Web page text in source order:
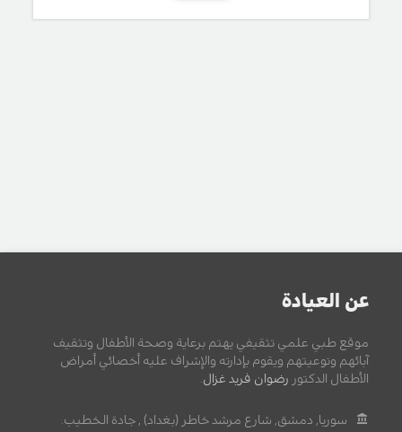
عن العيادة
موقع طبي علمي تثقيفي يهتم برعاية وصحة الأطفال وتثقيف
آبائهم وتوعيتهم ويقوم بإدارته والإشراف عليه أخصائي أمراض
الأطفال الدكتور رضوان فريد غزال.
سوريا, دمشق, شارع مرشد خاطر (بغداد) , جادة الخطيب.